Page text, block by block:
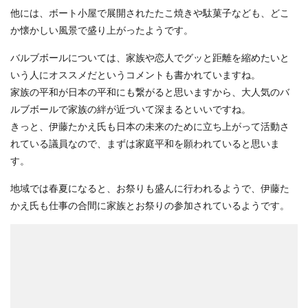
他には、ボート小屋で展開されたたこ焼きや駄菓子なども、どこ
か懐かしい風景で盛り上がったようです。
バルブボールについては、家族や恋人でグッと距離を縮めたいと
いう人にオススメだというコメントも書かれていますね。
家族の平和が日本の平和にも繋がると思いますから、大人気のバ
ルブボールで家族の絆が近づいて深まるといいですね。
きっと、伊藤たかえ氏も日本の未来のために立ち上がって活動さ
れている議員なので、まずは家庭平和を願われていると思いま
す。
地域では春夏になると、お祭りも盛んに行われるようで、伊藤た
かえ氏も仕事の合間に家族とお祭りの参加されているようです。